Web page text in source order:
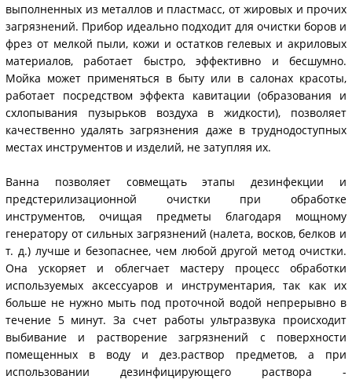
выполненных из металлов и пластмасс, от жировых и прочих
загрязнений. Прибор идеально подходит для очистки боров и
фрез от мелкой пыли, кожи и остатков гелевых и акриловых
материалов, работает быстро, эффективно и бесшумно.
Мойка может применяться в быту или в салонах красоты,
работает посредством эффекта кавитации (образования и
схлопывания пузырьков воздуха в жидкости), позволяет
качественно удалять загрязнения даже в труднодоступных
местах инструментов и изделий, не затупляя их.
Ванна позволяет совмещать этапы дезинфекции и
предстерилизационной очистки при обработке
инструментов, очищая предметы благодаря мощному
генератору от сильных загрязнений (налета, восков, белков и
т. д.) лучше и безопаснее, чем любой другой метод очистки.
Она ускоряет и облегчает мастеру процесс обработки
используемых аксессуаров и инструментария, так как их
больше не нужно мыть под проточной водой непрерывно в
течение 5 минут. За счет работы ультразвука происходит
выбивание и растворение загрязнений с поверхности
помещенных в воду и дез.раствор предметов, а при
использовании дезинфицирующего раствора -